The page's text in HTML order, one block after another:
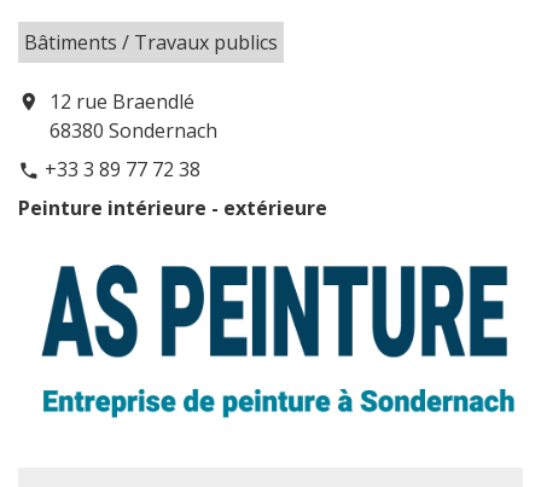
Bâtiments / Travaux publics
location_on
12 rue Braendlé
68380 Sondernach
phone +33 3 89 77 72 38
Peinture intérieure - extérieure